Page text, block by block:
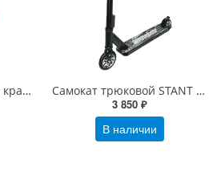
Самокат STANT С-145В красный
Самокат трюковой STANT ST-200 черный/серый
3 850 ₽
В наличии